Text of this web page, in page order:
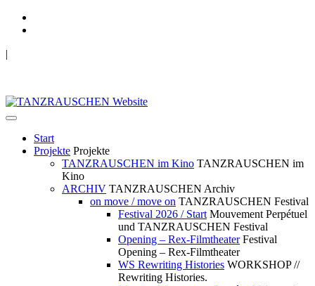
|
Start
Projekte Projekte
TANZRAUSCHEN im Kino TANZRAUSCHEN im
Kino
ARCHIV TANZRAUSCHEN Archiv
on move / move on TANZRAUSCHEN Festival
Festival 2026 / Start Mouvement Perpétuel
und TANZRAUSCHEN Festival
Opening – Rex-Filmtheater Festival
Opening – Rex-Filmtheater
WS Rewriting Histories WORKSHOP //
Rewriting Histories.